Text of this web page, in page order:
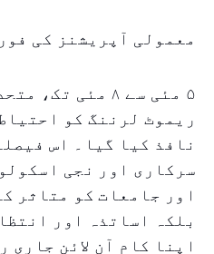
معمولی آپریشنز کی
۵ مئی سے ۸ مئی
ریموٹ لرننگ کو
نافذ کیا گیا۔ اس
سرکاری اور نجی
اور جامعات کو متاثر
بلکہ اساتذہ اور
اپنا کام آن لائن جاری